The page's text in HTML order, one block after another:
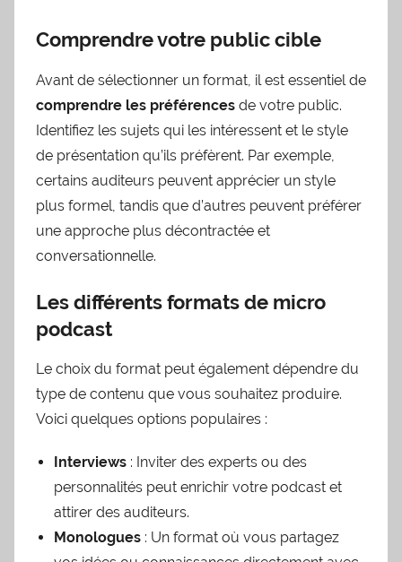
Comprendre votre public cible
Avant de sélectionner un format, il est essentiel de
comprendre les préférences de votre public.
Identifiez les sujets qui les intéressent et le style
de présentation qu’ils préfèrent. Par exemple,
certains auditeurs peuvent apprécier un style
plus formel, tandis que d’autres peuvent préférer
une approche plus décontractée et
conversationnelle.
Les différents formats de micro
podcast
Le choix du format peut également dépendre du
type de contenu que vous souhaitez produire.
Voici quelques options populaires :
Interviews : Inviter des experts ou des
personnalités peut enrichir votre podcast et
attirer des auditeurs.
Monologues : Un format où vous partagez